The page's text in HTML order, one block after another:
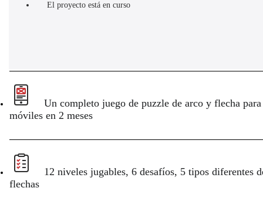
El proyecto está en curso
Un completo juego de puzzle de arco y flecha para
móviles en 2 meses
12 niveles jugables, 6 desafíos, 5 tipos diferentes
flechas